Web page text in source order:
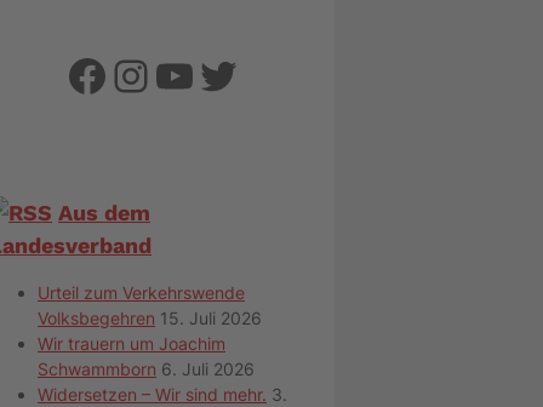
Facebook
Instagram
YouTube
Twitter
Aus dem
Urteil zum Verkehrswende
Volksbegehren 15. Juli 2026
Wir trauern um Joachim
Schwammborn 6. Juli 2026
Widersetzen – Wir sind mehr. 3.